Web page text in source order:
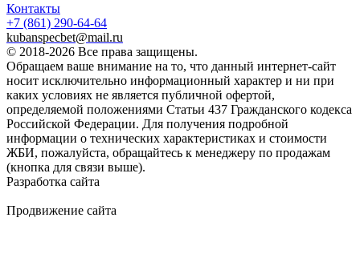
Контакты
+7 (861) 290-64-64
kubanspecbet@mail.ru
© 2018-2026 Все права защищены.
Обращаем ваше внимание на то, что данный интернет-сайт
носит исключительно информационный характер и ни при
каких условиях не является публичной офертой,
определяемой положениями Статьи 437 Гражданского кодекса
Российской Федерации. Для получения подробной
информации о технических характеристиках и стоимости
ЖБИ, пожалуйста, обращайтесь к менеджеру по продажам
(кнопка для связи выше).
Разработка сайта
Продвижение сайта